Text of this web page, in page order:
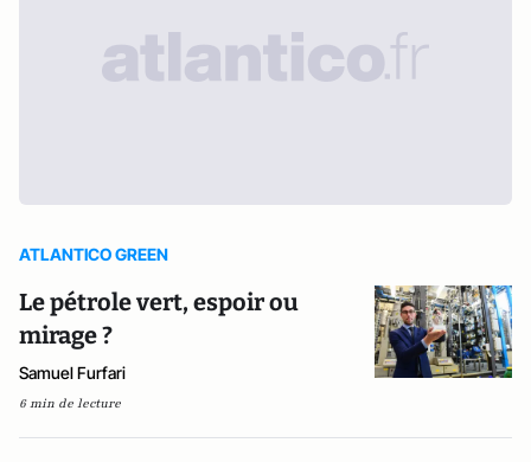
ATLANTICO GREEN
Le pétrole vert, espoir ou
mirage ?
Samuel Furfari
6 min de lecture